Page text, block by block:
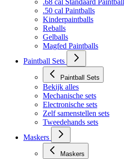
Bekijk alles
.68 cal Standaard Paintballs
.50 cal Paintballs
Kinderpaintballs
Reballs
Gelballs
Magfed Paintballs
Paintball Sets
Paintball Sets
Bekijk alles
Mechanische sets
Electronische sets
Zelf samenstellen sets
Tweedehands sets
Maskers